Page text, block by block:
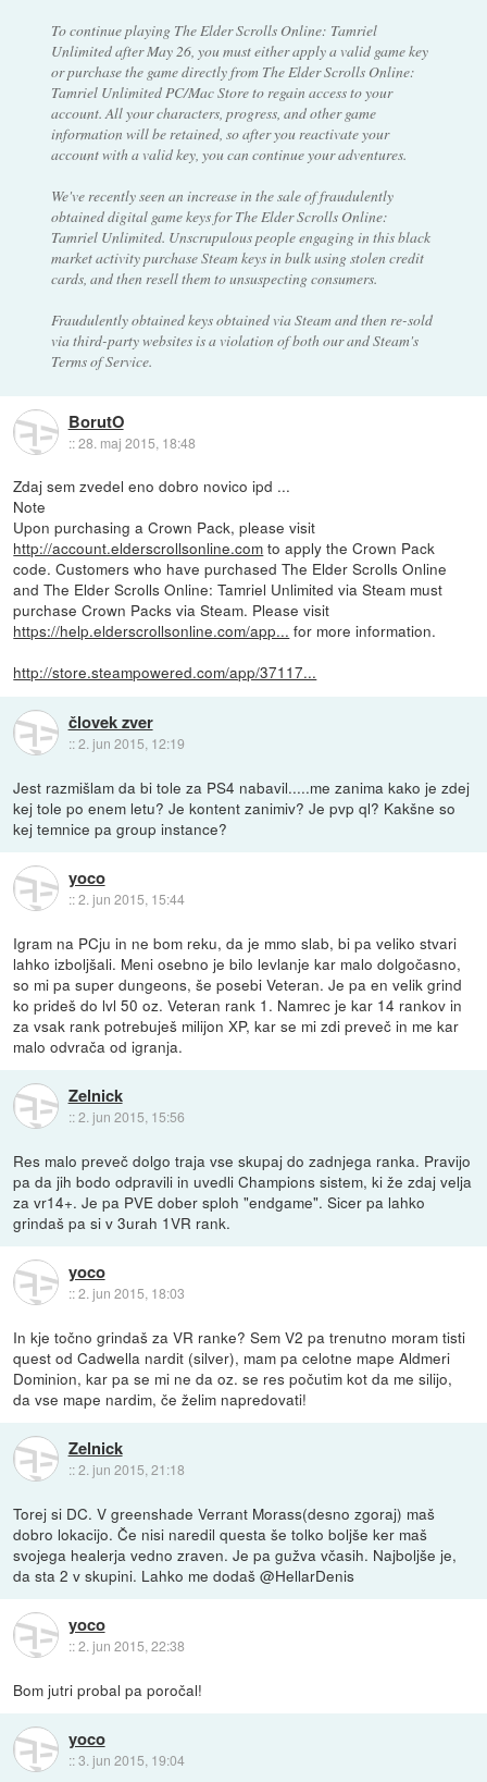
To continue playing The Elder Scrolls Online: Tamriel
Unlimited after May 26, you must either apply a valid game key
or purchase the game directly from The Elder Scrolls Online:
Tamriel Unlimited PC/Mac Store to regain access to your
account. All your characters, progress, and other game
information will be retained, so after you reactivate your
account with a valid key, you can continue your adventures.
We've recently seen an increase in the sale of fraudulently
obtained digital game keys for The Elder Scrolls Online:
Tamriel Unlimited. Unscrupulous people engaging in this black
market activity purchase Steam keys in bulk using stolen credit
cards, and then resell them to unsuspecting consumers.
Fraudulently obtained keys obtained via Steam and then re-sold
via third-party websites is a violation of both our and Steam's
Terms of Service.
BorutO
::28. maj 2015, 18:48
Zdaj sem zvedel eno dobro novico ipd ...
Note
Upon purchasing a Crown Pack, please visit
http://account.elderscrollsonline.com to apply the Crown Pack
code. Customers who have purchased The Elder Scrolls Online
and The Elder Scrolls Online: Tamriel Unlimited via Steam must
purchase Crown Packs via Steam. Please visit
https://help.elderscrollsonline.com/app... for more information.
http://store.steampowered.com/app/37117...
človek zver
::2. jun 2015, 12:19
Jest razmišlam da bi tole za PS4 nabavil.....me zanima kako je zdej
kej tole po enem letu? Je kontent zanimiv? Je pvp ql? Kakšne so
kej temnice pa group instance?
yoco
::2. jun 2015, 15:44
Igram na PCju in ne bom reku, da je mmo slab, bi pa veliko stvari
lahko izboljšali. Meni osebno je bilo levlanje kar malo dolgočasno,
so mi pa super dungeons, še posebi Veteran. Je pa en velik grind
ko prideš do lvl 50 oz. Veteran rank 1. Namrec je kar 14 rankov in
za vsak rank potrebuješ milijon XP, kar se mi zdi preveč in me kar
malo odvrača od igranja.
Zelnick
::2. jun 2015, 15:56
Res malo preveč dolgo traja vse skupaj do zadnjega ranka. Pravijo
pa da jih bodo odpravili in uvedli Champions sistem, ki že zdaj velja
za vr14+. Je pa PVE dober sploh "endgame". Sicer pa lahko
grindaš pa si v 3urah 1VR rank.
yoco
::2. jun 2015, 18:03
In kje točno grindaš za VR ranke? Sem V2 pa trenutno moram tisti
quest od Cadwella nardit (silver), mam pa celotne mape Aldmeri
Dominion, kar pa se mi ne da oz. se res počutim kot da me silijo,
da vse mape nardim, če želim napredovati!
Zelnick
::2. jun 2015, 21:18
Torej si DC. V greenshade Verrant Morass(desno zgoraj) maš
dobro lokacijo. Če nisi naredil questa še tolko boljše ker maš
svojega healerja vedno zraven. Je pa gužva včasih. Najboljše je,
da sta 2 v skupini. Lahko me dodaš @HellarDenis
yoco
::2. jun 2015, 22:38
Bom jutri probal pa poročal!
yoco
::3. jun 2015, 19:04